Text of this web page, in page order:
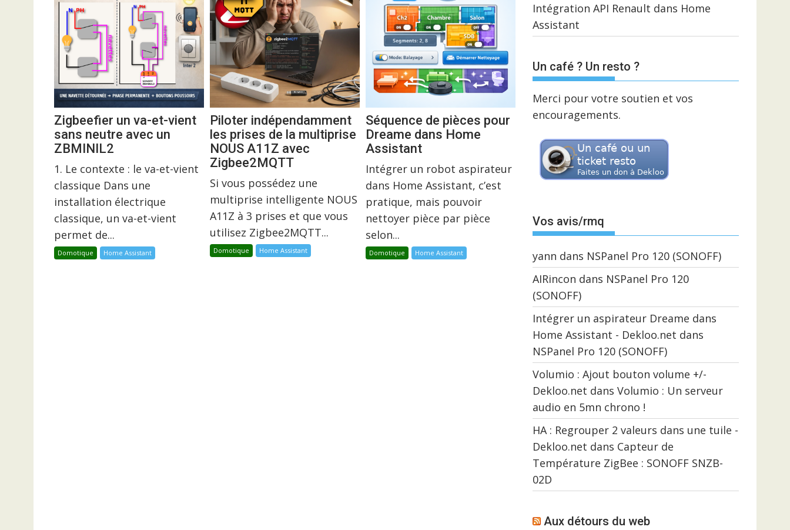
Zigbeefier un va-et-vient
sans neutre avec un
ZBMINIL2
1. Le contexte : le va-et-vient
classique Dans une
installation électrique
classique, un va-et-vient
permet de...
Domotique Home Assistant
Piloter indépendamment
les prises de la multiprise
NOUS A11Z avec
Zigbee2MQTT
Si vous possédez une
multiprise intelligente NOUS
A11Z à 3 prises et que vous
utilisez Zigbee2MQTT...
Domotique Home Assistant
Séquence de pièces pour
Dreame dans Home
Assistant
Intégrer un robot aspirateur
dans Home Assistant, c’est
pratique, mais pouvoir
nettoyer pièce par pièce
selon...
Domotique Home Assistant
Intégration API Renault dans Home
Assistant
Un café ? Un resto ?
Merci pour votre soutien et vos
encouragements.
Vos avis/rmq
yann dans NSPanel Pro 120 (SONOFF)
AIRincon dans NSPanel Pro 120
(SONOFF)
Intégrer un aspirateur Dreame dans
Home Assistant - Dekloo.net dans
NSPanel Pro 120 (SONOFF)
Volumio : Ajout bouton volume +/-
Dekloo.net dans Volumio : Un serveur
audio en 5mn chrono !
HA : Regrouper 2 valeurs dans une tuile -
Dekloo.net dans Capteur de
Température ZigBee : SONOFF SNZB-
02D
Aux détours du web